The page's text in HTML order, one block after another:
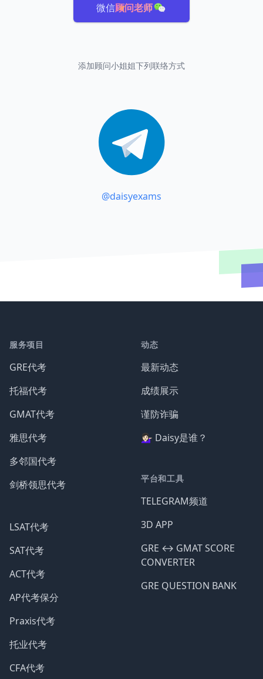
微信顾问老师
添加顾问小姐姐下列联络方式
@daisyexams
服务项目
GRE代考
托福代考
GMAT代考
雅思代考
多邻国代考
剑桥领思代考
LSAT代考
SAT代考
ACT代考
AP代考保分
Praxis代考
托业代考
CFA代考
动态
最新动态
成绩展示
谨防诈骗
💁🏻‍♀️ Daisy是谁？
平台和工具
TELEGRAM频道
3D APP
GRE ↔️ GMAT SCORE
CONVERTER
GRE QUESTION BANK